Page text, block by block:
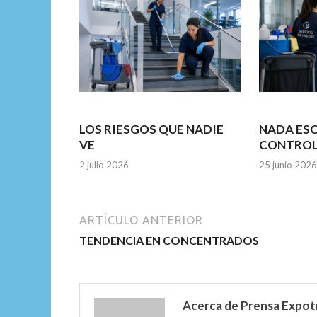
LOS RIESGOS QUE NADIE
VE
2 julio 2026
NADA
CONTROL
25 junio 2026
ARTÍCULO ANTERIOR
TENDENCIA EN CONCENTRADOS
Acerca de Prensa